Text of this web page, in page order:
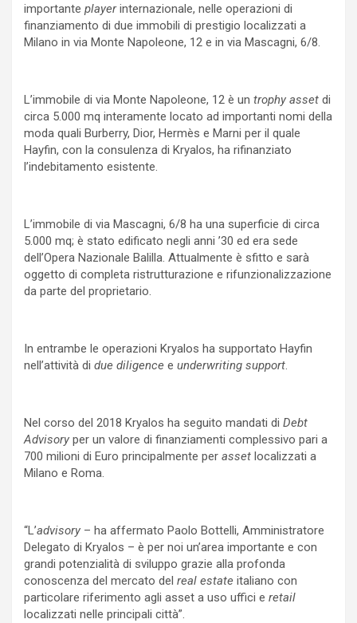
importante playerinternazionale, nelle operazioni di
finanziamento di due immobili di prestigio localizzati a
Milano in via Monte Napoleone, 12 e in via Mascagni, 6/8.
L’immobile di via Monte Napoleone, 12 è un trophy asset di
circa 5.000 mq interamente locato ad importanti nomi della
moda quali Burberry, Dior, Hermès e Marni per il quale
Hayfin, con la consulenza di Kryalos, ha rifinanziato
l’indebitamento esistente.
L’immobile di via Mascagni, 6/8 ha una superficie di circa
5.000 mq; è stato edificato negli anni ’30 ed era sede
dell’Opera Nazionale Balilla. Attualmente è sfitto e sarà
oggetto di completa ristrutturazione e rifunzionalizzazione
da parte del proprietario.
In entrambe le operazioni Kryalos ha supportato Hayfin
nell’attività di due diligence e underwriting support.
Nel corso del 2018 Kryalos ha seguito mandati di Debt
Advisory per un valore di finanziamenti complessivo pari a
700 milioni di Euro principalmente per asset localizzati a
Milano e Roma.
“L’advisory – ha affermato Paolo Bottelli, Amministratore
Delegato di Kryalos – è per noi un’area importante e con
grandi potenzialità di sviluppo grazie alla profonda
conoscenza del mercato del real estate italiano con
particolare riferimento agli asset a uso uffici e retail
localizzati nelle principali città”.